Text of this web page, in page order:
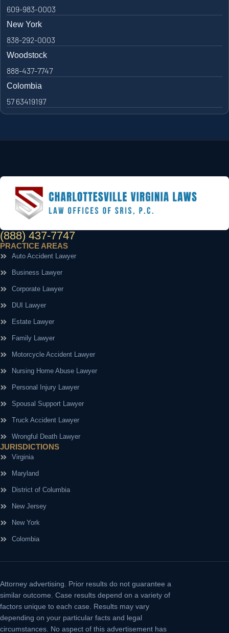
609-983-0003
New York
838-292-0003
Woodstock
888-437-7747
Colombia
57 63419197
(888) 437-7747
PRACTICE AREAS
Auto Accident Lawyer
Business Lawyer
Corporate Lawyer
DUI Lawyer
Estate Lawyer
Family Lawyer
Motorcycle Accident Lawyer
Nursing Home Abuse Lawyer
Personal Injury Lawyer
Spousal Support Lawyer
Truck Accident Lawyer
Wrongful Death Lawyer
JURISDICTIONS
Virginia
Maryland
District of Columbia
New Jersey
New York
Colombia
Attorney advertising.
Prior results do not guarantee a
similar outcome. Case results depend on a variety of
factors unique to each case. Results may vary
depending on your particular facts and legal
circumstances. No aspect of this advertisement has